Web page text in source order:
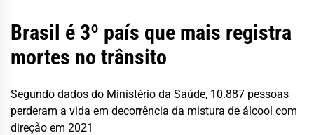
Brasil é 3º país que mais registra
mortes no trânsito
Segundo dados do Ministério da Saúde, 10.887 pessoas
perderam a vida em decorrência da mistura de álcool com
direção em 2021